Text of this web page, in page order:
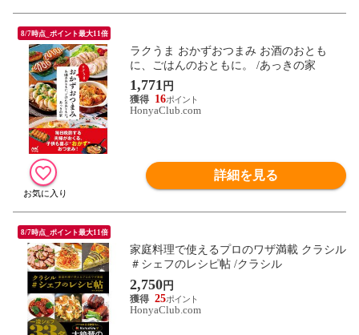
8/7時点_ポイント最大11倍
ラクうま おかずおつまみ お酒のおとも
に、ごはんのおともに。 /あっきの家
1,771 円
16
HonyaClub.com
詳細を見る
8/7時点_ポイント最大11倍
家庭料理で使えるプロのワザ満載 クラシル
＃シェフのレシピ帖 /クラシル
2,750円
25
HonyaClub.com